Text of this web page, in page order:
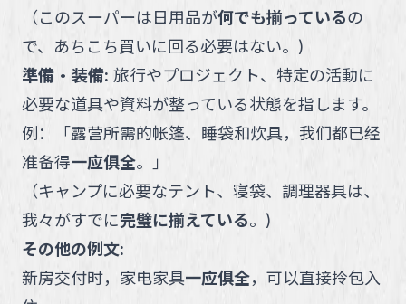
（このスーパーは日用品が何でも揃っているの
で、あちこち買いに回る必要はない。 )
準備・装備: 旅行やプロジェクト、特定の活動に
必要な道具や資料が整っている状態を指します。
例：
「露营所需的帐篷、睡袋和炊具，我们都已经
准备得一应俱全。
」
（キャンプに必要なテント、寝袋、調理器具は、
我々がすでに完璧に揃えている。 )
その他の例文:
新房交付时，家电家具一应俱全，可以直接拎包入